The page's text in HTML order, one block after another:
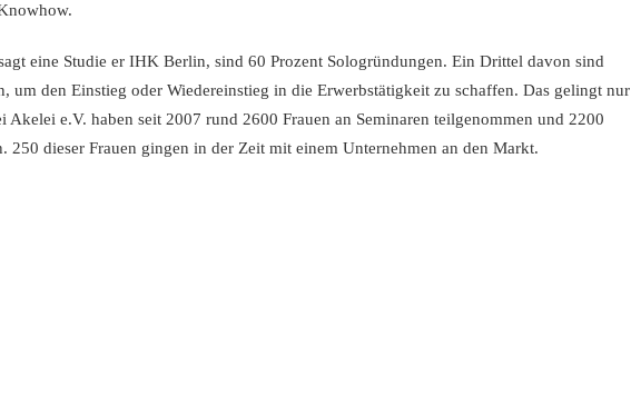
eine Studie er IHK Berlin, sind 60 Prozent Sologründungen. Ein Drittel davon sind
um den Einstieg oder Wiedereinstieg in die Erwerbstätigkeit zu schaffen. Das gelingt nur
Akelei e.V. haben seit 2007 rund 2600 Frauen an Seminaren teilgenommen und 2200
250 dieser Frauen gingen in der Zeit mit einem Unternehmen an den Markt.